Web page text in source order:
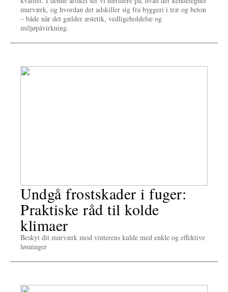
murværk, og hvordan det adskiller sig fra byggeri i træ og beton
– både når det gælder æstetik, vedligeholdelse og
miljøpåvirkning.
Undgå frostskader i fuger:
Praktiske råd til kolde
klimaer
Beskyt dit murværk mod vinterens kulde med enkle og effektive
løsninger